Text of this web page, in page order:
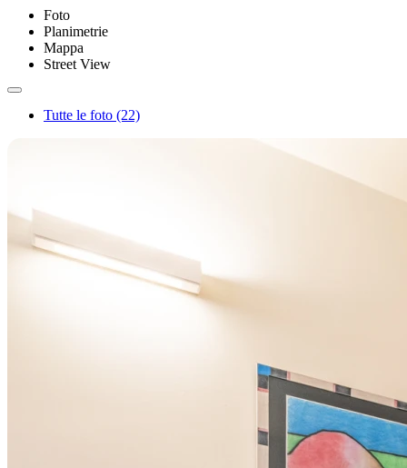
Foto
Planimetrie
Mappa
Street View
Tutte le foto (22)